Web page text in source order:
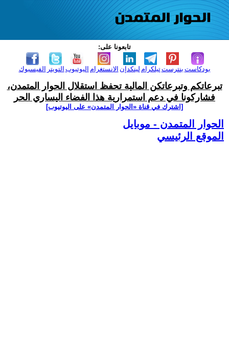
تابعونا على:
الفيسبوك التويتر اليوتيوب الانستغرام لينكدإن تيلكرامبنترست بودكاست
تبرعاتكم وتبرعاتكن المالية تحفظ استقلال الحوار المتمدن،
فشاركونا في دعم استمرارية هذا الفضاء اليساري الحر
[اشترك في قناة ‫«الحوار المتمدن» على اليوتيوب]
الحوار المتمدن - موبايل
الموقع الرئيسي